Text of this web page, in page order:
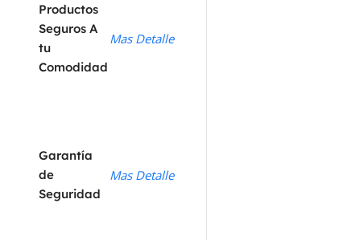
Productos
Seguros A
tu
Comodidad
Mas Detalle
Garantía
de
Seguridad
Mas Detalle